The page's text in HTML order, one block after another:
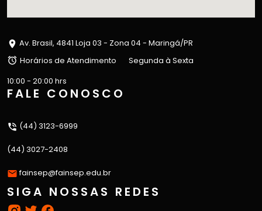
Av. Brasil, 4841 Loja 03 - Zona 04 - Maringá/PR
Horários de Atendimento
Segunda à Sexta
10:00 - 20:00 hrs
FALE CONOSCO
(44) 3123-6999
(44) 3027-2408
fainsep@fainsep.edu.br
SIGA NOSSAS REDES